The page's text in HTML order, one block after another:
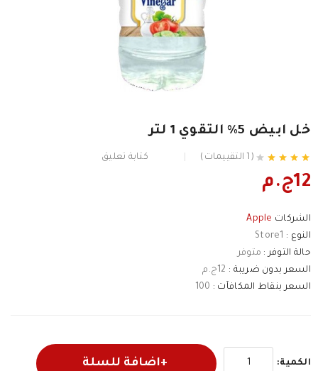
خل ابيض 5% التقوي 1 لتر
(1 التقييمات) كتابة تعليق
12ج.م
الشركات Apple
النوع : Store1
حالة التوفر : متوفر
السعر بدون ضريبة : 12ج.م
السعر بنقاط المكافآت : 100
الكمية: اضافة للسلة